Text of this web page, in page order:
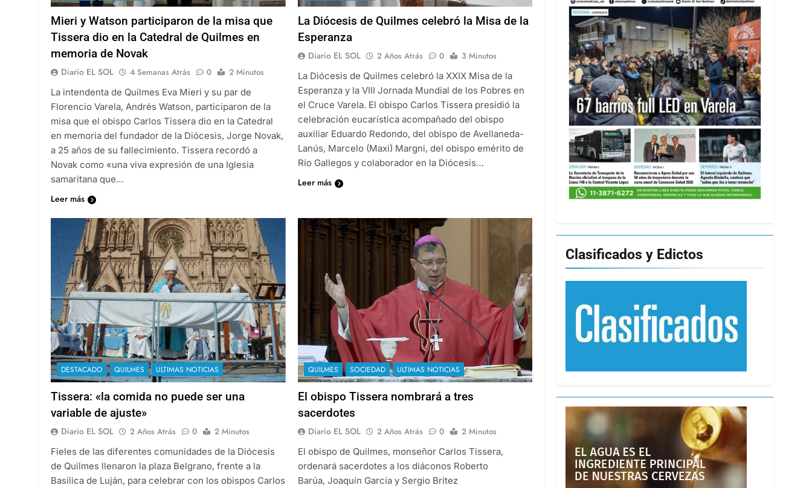
Mieri y Watson participaron de la misa que
Tissera dio en la Catedral de Quilmes en
memoria de Novak
Diario EL SOL 4 Semanas Atrás 0
2 Minutos
La intendenta de Quilmes Eva Mieri y su par de
Florencio Varela, Andrés Watson, participaron de la
misa que el obispo Carlos Tissera dio en la Catedral
en memoria del fundador de la Diócesis, Jorge Novak,
a 25 años de su fallecimiento. Tissera recordó a
Novak como «una viva expresión de una Iglesia
samaritana que…
Leer más
La Diócesis de Quilmes celebró la Misa de la
Esperanza
Diario EL SOL 2 Años Atrás 0
3 Minutos
La Diócesis de Quilmes celebró la XXIX Misa de la
Esperanza y la VIII Jornada Mundial de los Pobres en
el Cruce Varela. El obispo Carlos Tissera presidió la
celebración eucarística acompañado del obispo
auxiliar Eduardo Redondo, del obispo de Avellaneda-
Lanús, Marcelo (Maxi) Margni, del obispo emérito de
Río Gallegos y colaborador en la Diócesis…
Leer más
DESTACADO QUILMES ULTIMAS NOTICIAS
Tissera: «la comida no puede ser una
variable de ajuste»
Diario EL SOL 2 Años Atrás 0
2 Minutos
Fieles de las diferentes comunidades de la Diócesis
de Quilmes llenaron la plaza Belgrano, frente a la
Basílica de Luján, para celebrar con los obispos Carlos
QUILMES SOCIEDAD ULTIMAS NOTICIAS
El obispo Tissera nombrará a tres
sacerdotes
Diario EL SOL 2 Años Atrás 0
2 Minutos
El obispo de Quilmes, monseñor Carlos Tissera,
ordenará sacerdotes a los diáconos Roberto
Barúa, Joaquín García y Sergio Britez
Clasificados y Edictos